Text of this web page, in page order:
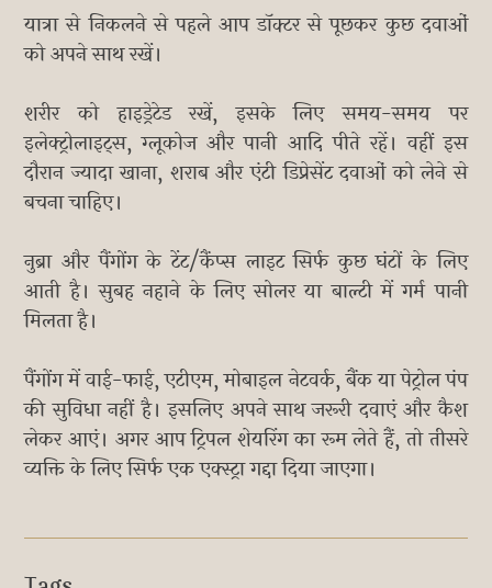
यात्रा से निकलने से पहले आप डॉक्टर से पूछकर कुछ दवाओं
को अपने साथ रखें।
शरीर को हाइड्रेटेड रखें, इसके लिए समय-समय पर
इलेक्ट्रोलाइट्स, ग्लूकोज और पानी आदि पीते रहें। वहीं इस
दौरान ज्यादा खाना, शराब और एंटी डिप्रेसेंट दवाओं को लेने से
बचना चाहिए।
नुब्रा और पैंगोंग के टेंट/कैंप्स लाइट सिर्फ कुछ घंटों के लिए
आती है। सुबह नहाने के लिए सोलर या बाल्टी में गर्म पानी
मिलता है।
पैंगोंग में वाई-फाई, एटीएम, मोबाइल नेटवर्क, बैंक या पेट्रोल पंप
की सुविधा नहीं है। इसलिए अपने साथ जरूरी दवाएं और कैश
लेकर आएं। अगर आप ट्रिपल शेयरिंग का रूम लेते हैं, तो तीसरे
व्यक्ति के लिए सिर्फ एक एक्स्ट्रा गद्दा दिया जाएगा।